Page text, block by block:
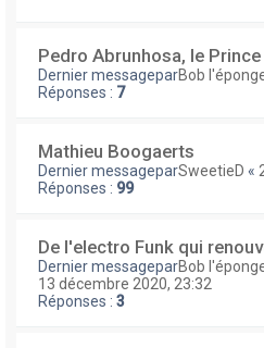
Pedro Abrunhosa, le
Dernier messageparBob
Réponses : 7
Mathieu Boogaerts
Dernier messageparSweetieD «
Réponses : 99
De l'electro Funk qui
Dernier messageparBob
13 décembre 2020, 23:32
Réponses : 3